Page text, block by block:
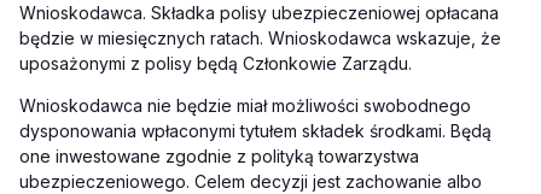
Wnioskodawca. Składka polisy ubezpieczeniowej opłacana
będzie w miesięcznych ratach. Wnioskodawca wskazuje, że
uposażonymi z polisy będą Członkowie Zarządu.
Wnioskodawca nie będzie miał możliwości swobodnego
dysponowania wpłaconymi tytułem składek środkami. Będą
one inwestowane zgodnie z polityką towarzystwa
ubezpieczeniowego. Celem decyzji jest zachowanie albo